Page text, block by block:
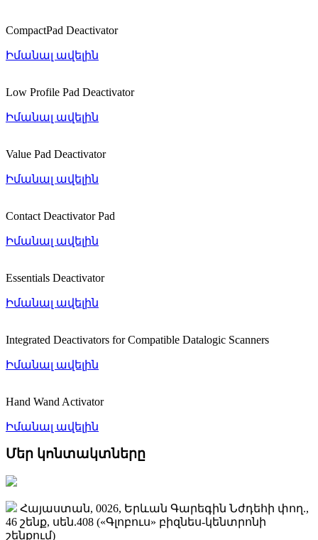
CompactPad Deactivator
Իմանալ ավելին
Low Profile Pad Deactivator
Իմանալ ավելին
Value Pad Deactivator
Իմանալ ավելին
Contact Deactivator Pad
Իմանալ ավելին
Essentials Deactivator
Իմանալ ավելին
Integrated Deactivators for Compatible Datalogic Scanners
Իմանալ ավելին
Hand Wand Activator
Իմանալ ավելին
Մեր կոնտակտները
Հայաստան, 0026, Երևան Գարեգին Նժդեհի փող.,
46 շենք, սեն.408 («Գլոբուս» բիզնես-կենտրոնի
շենքում)